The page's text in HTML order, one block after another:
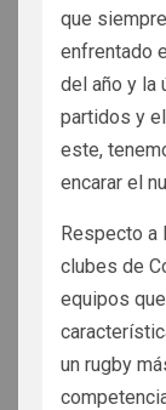
que
enfrentado
del año y la
partidos y
este,
encarar el
Respecto a
clubes de
equipos
un rugby